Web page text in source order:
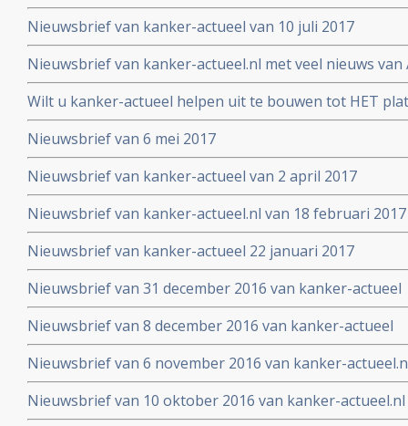
Nieuwsbrief van kanker-actueel van 10 juli 2017
Nieuwsbrief van kanker-actueel.nl met veel nieuws van
2017
Wilt u kanker-actueel helpen uit te bouwen tot HET
hun naasten?
Nieuwsbrief van 6 mei 2017
Nieuwsbrief van kanker-actueel van 2 april 2017
Nieuwsbrief van kanker-actueel.nl van 18 februari 2017
Nieuwsbrief van kanker-actueel 22 januari 2017
Nieuwsbrief van 31 december 2016 van kanker-actueel
Nieuwsbrief van 8 december 2016 van kanker-actueel
Nieuwsbrief van 6 november 2016 van kanker-
Nieuwsbrief van 10 oktober 2016 van kanker-actueel.nl